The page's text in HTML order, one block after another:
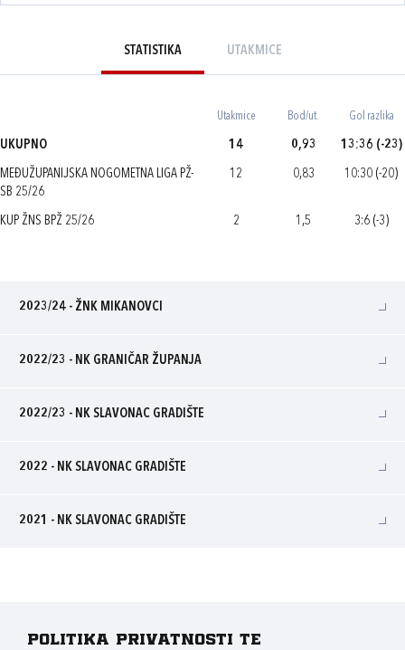
STATISTIKA UTAKMICE
Utakmice Bod/ut. Gol razlika
UKUPNO 14 0,93 13:36 (-23)
MEĐUŽUPANIJSKA NOGOMETNA LIGA PŽ-
SB 25/26
12 0,83 10:30 (-20)
KUP ŽNS BPŽ 25/26 2 1,5 3:6 (-3)
2023/24 - ŽNK MIKANOVCI
2022/23 - NK GRANIČAR ŽUPANJA
2022/23 - NK SLAVONAC GRADIŠTE
2022 - NK SLAVONAC GRADIŠTE
2021 - NK SLAVONAC GRADIŠTE
Politika privatnosti te